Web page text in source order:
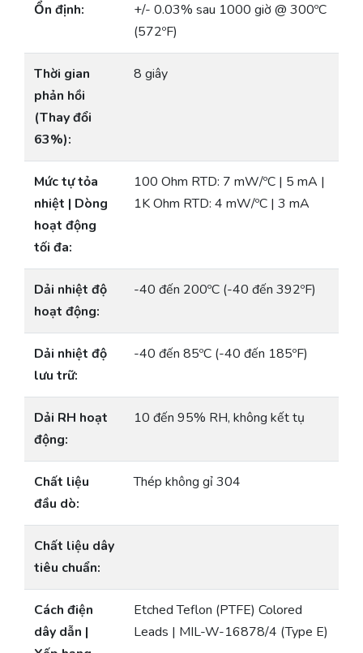
Ổn định:
+/- 0.03% sau 1000 giờ @ 300ºC
(572ºF)
Thời gian
phản hồi
(Thay đổi
63%):
8 giây
Mức tự tỏa
nhiệt | Dòng
hoạt động
tối đa:
100 Ohm RTD: 7 mW/ºC | 5 mA |
1K Ohm RTD: 4 mW/ºC | 3 mA
Dải nhiệt độ
hoạt động:
-40 đến 200ºC (-40 đến 392ºF)
Dải nhiệt độ
lưu trữ:
-40 đến 85ºC (-40 đến 185ºF)
Dải RH hoạt
động:
10 đến 95% RH, không kết tụ
Chất liệu
đầu dò:
Thép không gỉ 304
Chất liệu dây
tiêu chuẩn:
Cách điện
dây dẫn |
Etched Teflon (PTFE) Colored
Leads | MIL-W-16878/4 (Type E)